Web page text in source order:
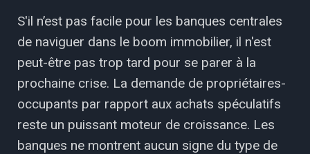
S'il n’est pas facile pour les banques centrales
de naviguer dans le boom immobilier, il n'est
peut-être pas trop tard pour se parer à la
prochaine crise. La demande de propriétaires-
occupants par rapport aux achats spéculatifs
reste un puissant moteur de croissance. Les
banques ne montrent aucun signe du type de